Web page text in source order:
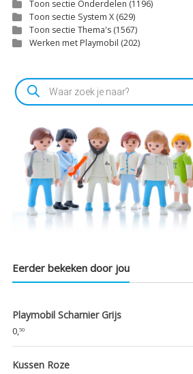
Toon sectie Onderdelen (1196)
Toon sectie System X (629)
Toon sectie Thema's (1567)
Werken met Playmobil (202)
Producten
zoeken
Eerder bekeken door jou
Playmobil Scharnier Grijs
0,50
Kussen Roze